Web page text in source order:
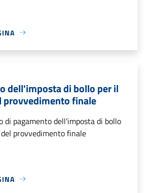
dell'imposta di bollo per il
provvedimento finale
di pagamento dell'imposta di bollo
provvedimento finale